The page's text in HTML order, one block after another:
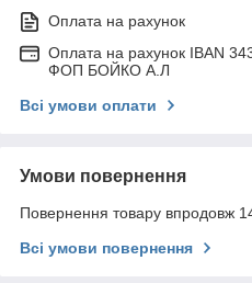
Оплата на рахунок
Оплата на рахунок IBAN
ФОП БОЙКО А.Л
Всі умови оплати
Умови повернення
Повернення товару впродовж
Всі умови повернення